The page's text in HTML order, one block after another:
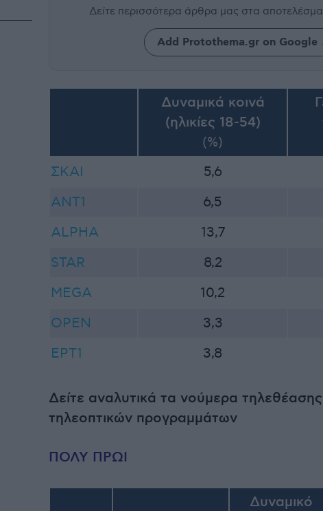
Δείτε περισσότερα άρθρα μας στα
Add Protothema.gr on Google
Δυναμικά κοινά
(ηλικίες 18-54)
(%)
ΣΚΑΙ
5,6
ΑΝΤ1
6,5
ALPHA
13,7
STAR
8,2
MEGA
10,2
OPEN
3,3
ΕΡΤ1
3,8
Δείτε αναλυτικά τα νούμερα
τηλεοπτικών προγραμμάτων
ΠΟΛΥ ΠΡΩΙ
Δυναμικό